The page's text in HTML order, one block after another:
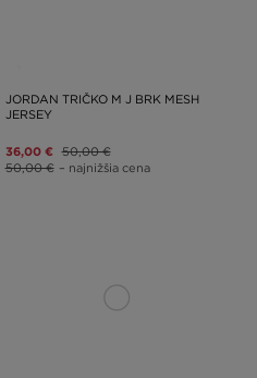
JORDAN TRIČKO M J BRK MESH
JERSEY
36,00 € 50,00 €
50,00 € – najnižšia cena